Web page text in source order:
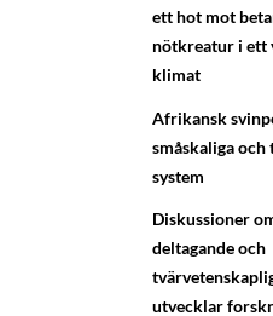
ett hot mot
nötkreatur i ett
klimat
Afrikansk
småskaliga
system
Diskussioner
deltagande och
utvecklar